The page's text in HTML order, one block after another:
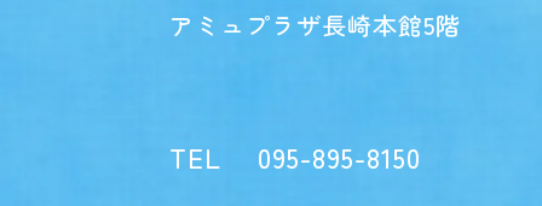
アミュプラザ長崎本館5階
TEL
095-895-8150